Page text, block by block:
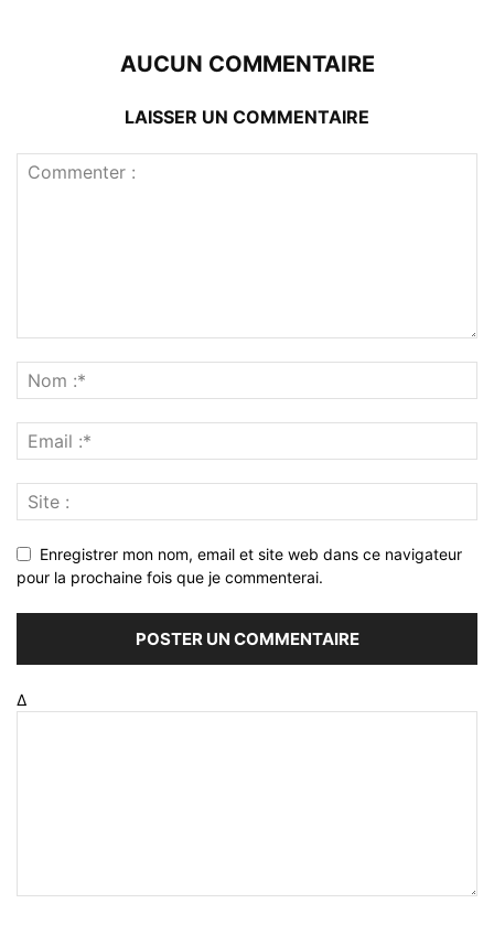
AUCUN COMMENTAIRE
LAISSER UN COMMENTAIRE
Enregistrer mon nom, email et site web dans ce navigateur
pour la prochaine fois que je commenterai.
Δ